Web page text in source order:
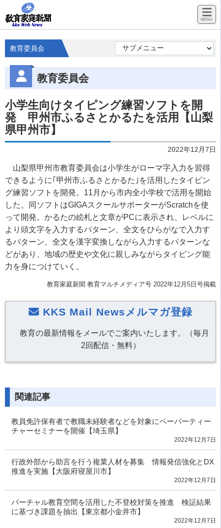
教育委員会
教育委員会
小学生向けタイピング練習ソフトを開
発 甲州市ふるさとかるたを活用【山梨
県甲州市】
2022年12月7日
山梨県甲州市教育委員会は小学生がローマ字入力を習得
できるように｢甲州市ふるさとかるた｣を活用したタイピン
グ練習ソフトを開発。11月から市内全小学校で活用を開始
した。同ソフトはGIGAスクールサポーターがScratchを使
って開発。かるたの絵札と文章がPCに表示され、レベルに
より頭文字を入力するパターン、全文をひらがなで入力す
るパターン、全文を漢字変換しながら入力するパターンな
どがあり、地域の歴史や文化に親しみながらタイピング能
力を身につけていく。
教育家庭新聞 教育マルチメディア号 2022年12月5日号掲載
KKS Mail Newsメルマガ登録
教育の最新情報をメールでご案内いたします。（毎月
2回配信・無料）
関連記事
教員免許保有者で教職未経験者などを対象にペーパーティー
チャーセミナーを開催【埼玉県】
2022年12月7日
行政外部から助言を行う複業人材を募集 情報発信強化とDX
推進を実施【大阪府寝屋川市】
2022年12月7日
バーチャル教育空間を活用した不登校対策を推進 検証結果
に基づき課題を抽出【東京都小金井市】
2022年12月7日